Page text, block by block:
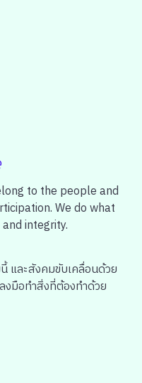
to the people and
We do what
integrity.
นี้ และสังคมขับเคลื่อนด้วย
งมือทำสิ่งที่ต้องทำด้วย